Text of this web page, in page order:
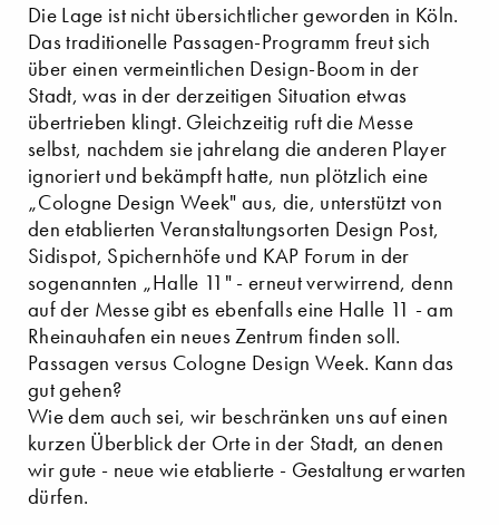
Die Lage ist nicht übersichtlicher geworden in Köln.
Das traditionelle Passagen-Programm freut sich
über einen vermeintlichen Design-Boom in der
Stadt, was in der derzeitigen Situation etwas
übertrieben klingt. Gleichzeitig ruft die Messe
selbst, nachdem sie jahrelang die anderen Player
ignoriert und bekämpft hatte, nun plötzlich eine
„Cologne Design Week" aus, die, unterstützt von
den etablierten Veranstaltungsorten Design Post,
Sidispot, Spichernhöfe und KAP Forum in der
sogenannten „Halle 11" - erneut verwirrend, denn
auf der Messe gibt es ebenfalls eine Halle 11 - am
Rheinauhafen ein neues Zentrum finden soll.
Passagen versus Cologne Design Week. Kann das
gut gehen?
Wie dem auch sei, wir beschränken uns auf einen
kurzen Überblick der Orte in der Stadt, an denen
wir gute - neue wie etablierte - Gestaltung erwarten
dürfen.